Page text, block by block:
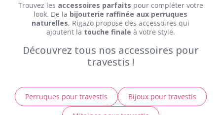
Trouvez les accessoires parfaits pour compléter votre
look. De la bijouterie raffinée aux perruques
naturelles, Rigazo propose des accessoires qui
ajoutent la touche finale à votre style.
Découvrez tous nos accessoires pour
travestis !
Perruques pour travestis Bijoux pour travestis